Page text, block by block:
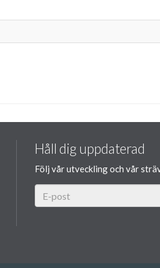
Håll dig uppdaterad
Följ vår utveckling och vår